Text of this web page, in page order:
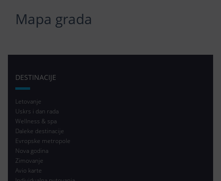
Mapa grada
DESTINACIJE
Letovanje
Uskrs i dan rada
Wellness & spa
Daleke destinacije
Evropske metropole
Nova godina
Zimovanje
Avio karte